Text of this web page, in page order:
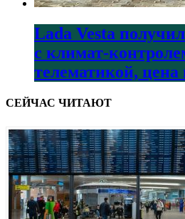
Lada Vesta
с климат-
телематикой, цена
СЕЙЧАС ЧИТАЮТ